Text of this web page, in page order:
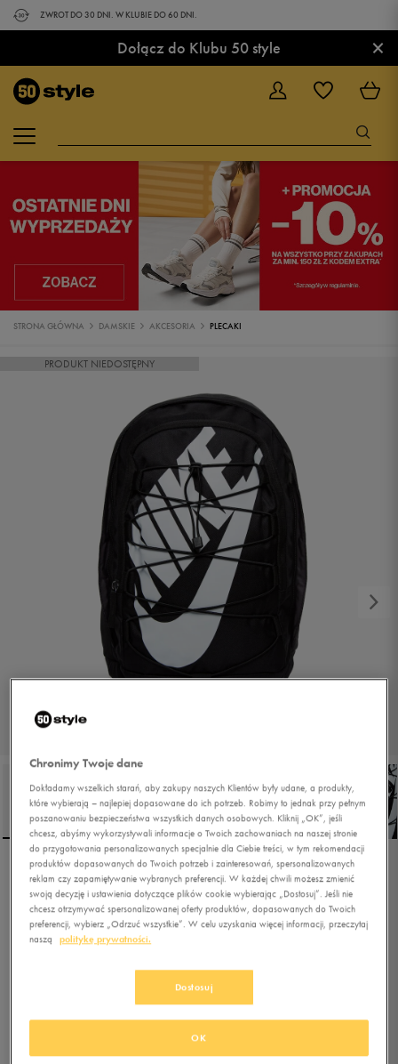
ZWROT DO 30 DNI. W KLUBIE DO 60 DNI.
Dołącz do Klubu 50 style ×
STRONA GŁÓWNA DAMSKIE AKCESORIA PLECAKI
PRODUKT NIEDOSTĘPNY
NIKE PLECAK NIKE
HAYWARD 2.0
0.0(0
KLUBIE 50 STYLE
Chronimy Twoje dane
Dokładamy wszelkich starań, aby zakupy naszych Klientów były udane, a produkty,
które wybierają – najlepiej dopasowane do ich potrzeb. Robimy to jednak przy pełnym
poszanowaniu bezpieczeństwa wszystkich danych osobowych. Kliknij „OK”, jeśli
chcesz, abyśmy wykorzystywali informacje o Twoich zachowaniach na naszej stronie
do przygotowania personalizowanych specjalnie dla Ciebie treści, w tym rekomendacji
produktów dopasowanych do Twoich potrzeb i zainteresowań, spersonalizowanych
reklam czy zapamiętywanie wybranych preferencji. W każdej chwili możesz zmienić
swoją decyzję i ustawienia dotyczące plików cookie wybierając „Dostosuj”. Jeśli nie
chcesz otrzymywać spersonalizowanej oferty produktów, dopasowanych do Twoich
preferencji, wybierz „Odrzuć wszystkie”. W celu uzyskania więcej informacji, przeczytaj
naszą
politykę prywatności.
Dostosuj
OK